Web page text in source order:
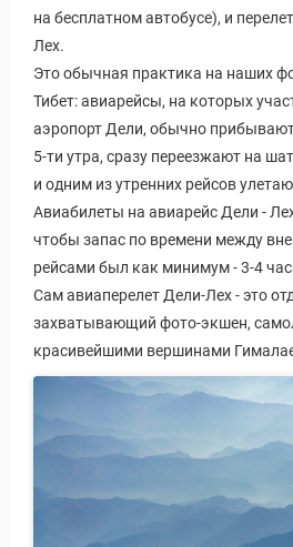
на бесплатном автобусе), и
Лех.
Это обычная практика на наших
Тибет: авиарейсы, на которых
аэропорт Дели, обычно прибывают
5-ти утра, сразу переезжают на
и одним из утренних рейсов
Авиабилеты на авиарейс Дели -
чтобы запас по времени между
рейсами был как минимум - 3-4
Сам авиаперелет Дели-Лех - это
захватывающий фото-экшен,
красивейшими вершинами